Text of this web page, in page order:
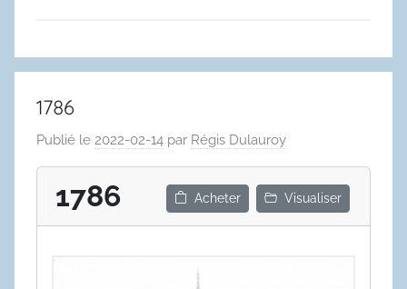
1786
Publié le 2022-02-14 par Régis Dulauroy
1786 Acheter Visualiser